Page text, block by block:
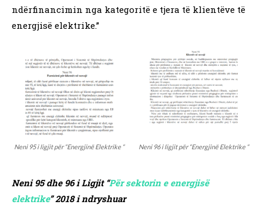
ndërfinancimin nga kategoritë e tjera të klientëve të
energjisë elektrike.”
Neni 95 i ligjit për “Energjinë Elektrike “ Neni 96 i ligjit për “Energjinë Elektrike “
Neni 95 dhe 96 i Ligjit “Për sektorin e energjisë
elektrike” 2018 i ndryshuar